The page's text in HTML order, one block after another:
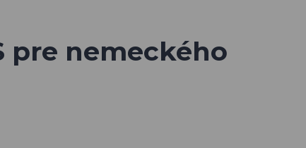
pre nemeckého